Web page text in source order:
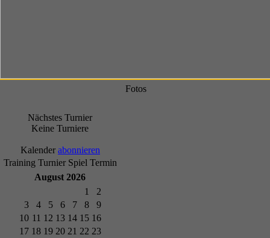
Nächstes Turnier
Keine Turniere
Kalender abonnieren
Training Turnier Spiel Termin
August 2026
1
2
3
4 5 6 7 8
9
10 11 12 13 14 15 16
17 18 19 20 21 22 23
Fotos